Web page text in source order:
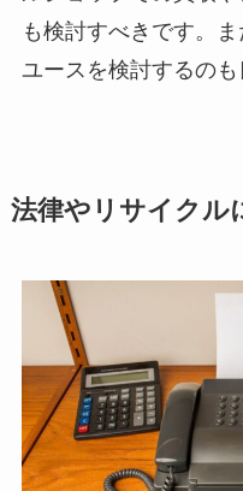
も検討すべきです。
ユースを検討するのも
法律やリサイクル